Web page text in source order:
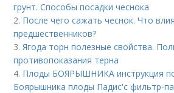
грунт. Способы посадки чеснока
2. После чего сажать чеснок. Что
предшественников?
3. Ягода торн полезные свойства.
противопоказания терна
4. Плоды БОЯРЫШНИКА инструкция
Боярышника плоды Падис'с фильтр-